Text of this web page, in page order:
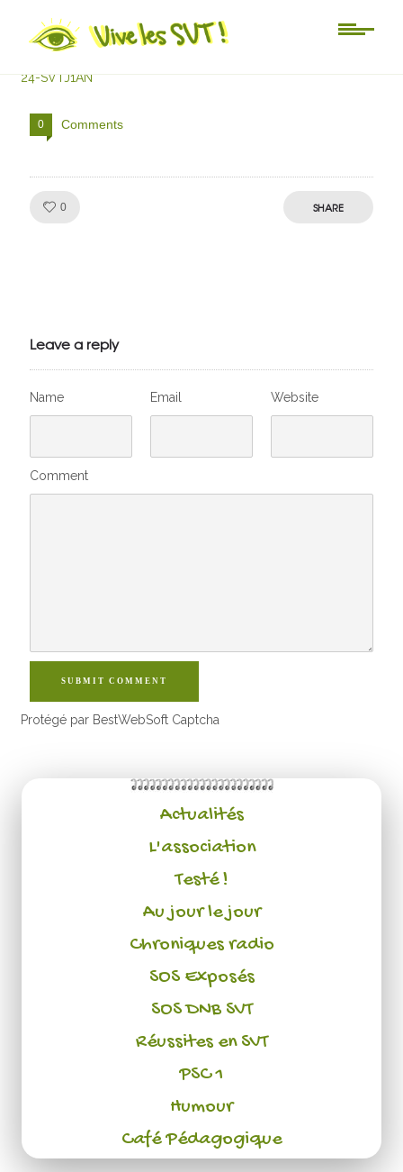
24-SVTJ1AN
24-SVTJ1AN
0 Comments
0 SHARE
Leave a reply
Name Email Website
Comment
SUBMIT COMMENT
Protégé par BestWebSoft Captcha
Actualités
L'association
Testé !
Au jour le jour
Chroniques radio
SOS Exposés
SOS DNB SVT
Réussites en SVT
PSC 1
Humour
Café Pédagogique